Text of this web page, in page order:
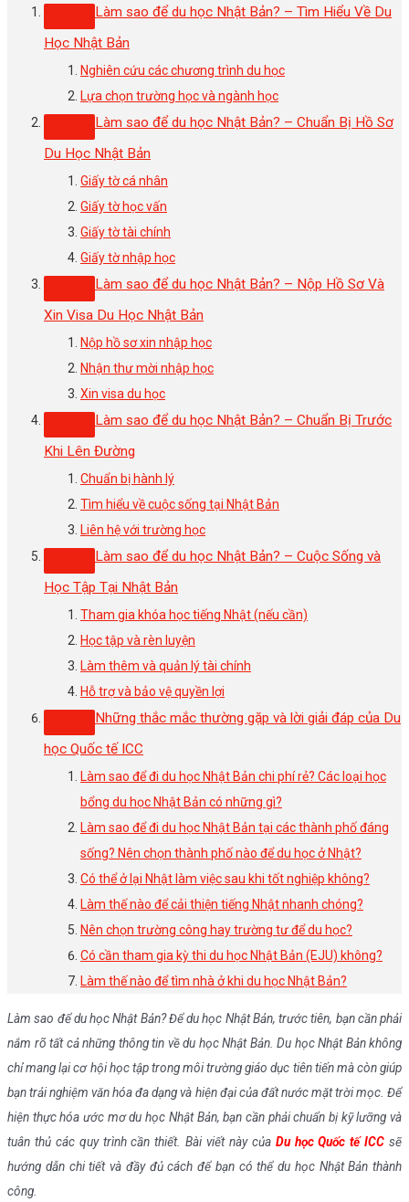
Làm sao để du học Nhật Bản? – Tìm Hiểu Về Du
Học Nhật Bản
Nghiên cứu các chương trình du học
Lựa chọn trường học và ngành học
Làm sao để du học Nhật Bản? – Chuẩn Bị Hồ Sơ
Du Học Nhật Bản
Giấy tờ cá nhân
Giấy tờ học vấn
Giấy tờ tài chính
Giấy tờ nhập học
Làm sao để du học Nhật Bản? – Nộp Hồ Sơ Và
Xin Visa Du Học Nhật Bản
Nộp hồ sơ xin nhập học
Nhận thư mời nhập học
Xin visa du học
Làm sao để du học Nhật Bản? – Chuẩn Bị Trước
Khi Lên Đường
Chuẩn bị hành lý
Tìm hiểu về cuộc sống tại Nhật Bản
Liên hệ với trường học
Làm sao để du học Nhật Bản? – Cuộc Sống và
Học Tập Tại Nhật Bản
Tham gia khóa học tiếng Nhật (nếu cần)
Học tập và rèn luyện
Làm thêm và quản lý tài chính
Hỗ trợ và bảo vệ quyền lợi
Những thắc mắc thường gặp và lời giải đáp của Du
học Quốc tế ICC
Làm sao để đi du học Nhật Bản chi phí rẻ? Các loại học
bổng du học Nhật Bản có những gì?
Làm sao để đi du học Nhật Bản tại các thành phố đáng
sống? Nên chọn thành phố nào để du học ở Nhật?
Có thể ở lại Nhật làm việc sau khi tốt nghiệp không?
Làm thế nào để cải thiện tiếng Nhật nhanh chóng?
Nên chọn trường công hay trường tư để du học?
Có cần tham gia kỳ thi du học Nhật Bản (EJU) không?
Làm thế nào để tìm nhà ở khi du học Nhật Bản?
Làm sao để du học Nhật Bản? Để du học Nhật Bản, trước tiên, bạn cần phải
nắm rõ tất cả những thông tin về du học Nhật Bản. Du học Nhật Bản không
chỉ mang lại cơ hội học tập trong môi trường giáo dục tiên tiến mà còn giúp
bạn trải nghiệm văn hóa đa dạng và hiện đại của đất nước mặt trời mọc. Để
hiện thực hóa ước mơ du học Nhật Bản, bạn cần phải chuẩn bị kỹ lưỡng và
tuân thủ các quy trình cần thiết. Bài viết này của Du học Quốc tế ICC sẽ
hướng dẫn chi tiết và đầy đủ cách để bạn có thể du học Nhật Bản thành
công.